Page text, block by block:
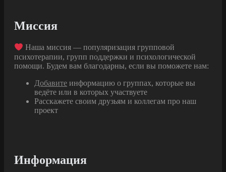
Миссия
Наша миссия — популяризация групповой
психотерапии, групп поддержки и психологической
помощи. Будем вам благодарны, если вы поможете нам:
Добавите информацию о группах, которые вы
ведёте или в которых участвуете
Расскажете своим друзьям и коллегам про наш
проект
Информация